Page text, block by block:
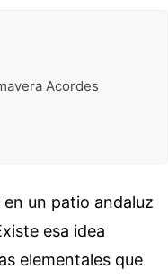
Acordes
un patio andaluz
esa idea
elementales que